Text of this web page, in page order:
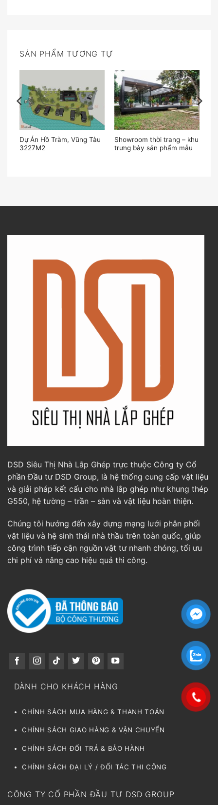
SẢN PHẨM TƯƠNG TỰ
Dự Án Hồ Tràm, Vũng Tàu
3227M2
Showroom thời trang – khu
trưng bày sản phẩm mẫu
DSD Siêu Thị Nhà Lắp Ghép trực thuộc Công ty Cổ
phần Đầu tư DSD Group, là hệ thống cung cấp vật liệu
và giải pháp kết cấu cho nhà lắp ghép như khung thép
G550, hệ tường – trần – sàn và vật liệu hoàn thiện.
Chúng tôi hướng đến xây dựng mạng lưới phân phối
vật liệu và hệ sinh thái nhà thầu trên toàn quốc, giúp
công trình tiếp cận nguồn vật tư nhanh chóng, tối ưu
chi phí và nâng cao hiệu quả thi công.
DÀNH CHO KHÁCH HÀNG
CHÍNH SÁCH MUA HÀNG & THANH TOÁN
CHÍNH SÁCH GIAO HÀNG & VẬN CHUYỂN
CHÍNH SÁCH ĐỔI TRẢ & BẢO HÀNH
CHÍNH SÁCH ĐẠI LÝ / ĐỐI TÁC THI CÔNG
CÔNG TY CỔ PHẦN ĐẦU TƯ DSD GROUP